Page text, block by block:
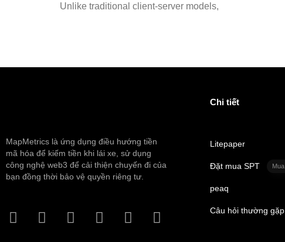
Unlike traditional client-server models,
MapMetrics là ứng dụng điều hướng tiền
mã hóa để kiếm tiền khi lái xe, sử dụng
công nghệ web3 để cải thiện chuyến đi của
bạn đồng thời bảo vệ quyền riêng tư.
Chi tiết
Litepaper
Đặt mua SPT Mua
peaq
Câu hỏi thường gặp